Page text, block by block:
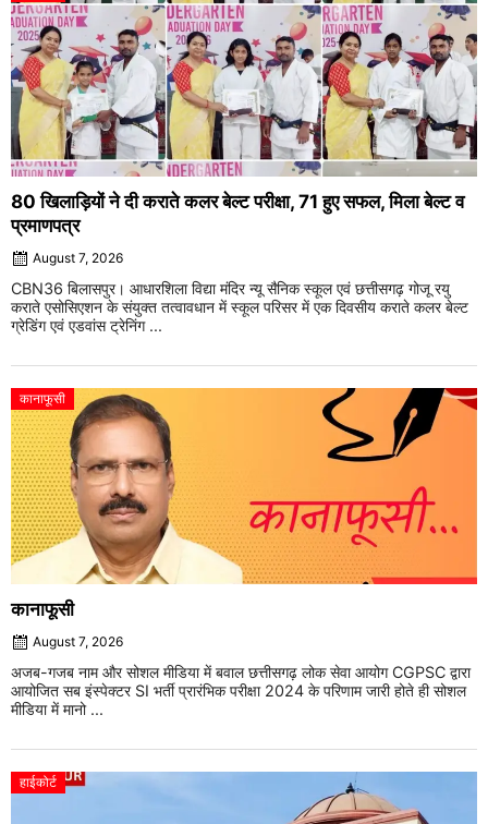
80 खिलाड़ियों ने दी कराते कलर बेल्ट परीक्षा, 71 हुए सफल, मिला बेल्ट व
प्रमाणपत्र
August 7, 2026
CBN36 बिलासपुर। आधारशिला विद्या मंदिर न्यू सैनिक स्कूल एवं छत्तीसगढ़ गोजू रयु
कराते एसोसिएशन के संयुक्त तत्वावधान में स्कूल परिसर में एक दिवसीय कराते कलर बेल्ट
ग्रेडिंग एवं एडवांस ट्रेनिंग ...
कानाफूसी
कानाफूसी
August 7, 2026
अजब-गजब नाम और सोशल मीडिया में बवाल छत्तीसगढ़ लोक सेवा आयोग CGPSC द्वारा
आयोजित सब इंस्पेक्टर SI भर्ती प्रारंभिक परीक्षा 2024 के परिणाम जारी होते ही सोशल
मीडिया में मानो ...
हाईकोर्ट